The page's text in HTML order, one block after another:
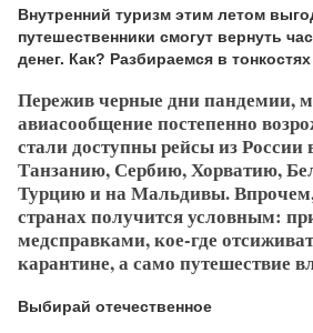
Внутренний туризм этим летом
путешественники смогут вернуть
денег. Как? Разбираемся в
Пережив черные дни пандемии,
авиасообщение постепенно
стали доступны рейсы из
Танзанию, Сербию, Хорватию,
Турцию и на Мальдивы.
странах получится условным:
медсправками, кое-где
карантине, а само путешествие
Выбирай отечественное